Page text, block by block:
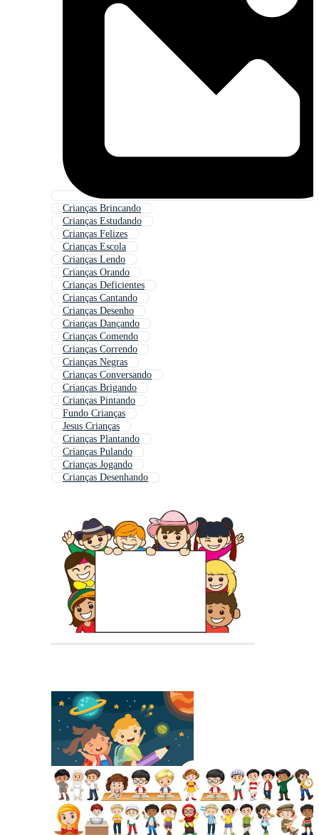
Crianças Brincando
Crianças Estudando
Crianças Felizes
Crianças Escola
Crianças Lendo
Crianças Orando
Crianças Deficientes
Crianças Cantando
Crianças Desenho
Crianças Dançando
Crianças Comendo
Crianças Correndo
Crianças Negras
Crianças Conversando
Crianças Brigando
Crianças Pintando
Fundo Crianças
Jesus Crianças
Crianças Plantando
Crianças Pulando
Crianças Jogando
Crianças Desenhando